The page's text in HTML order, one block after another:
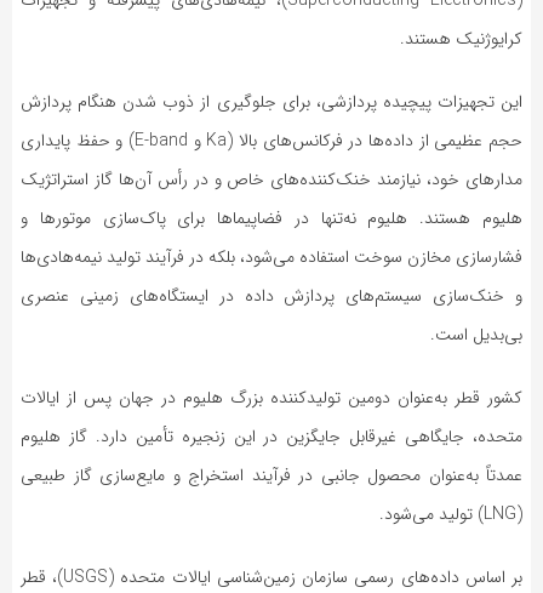
کرایوژنیک هستند.
این تجهیزات پیچیده پردازشی، برای جلوگیری از ذوب شدن هنگام پردازش
حجم عظیمی از داده‌ها در فرکانس‌های بالا (Ka و E-band) و حفظ پایداری
مدارهای خود، نیازمند خنک‌کننده‌های خاص و در رأس آن‌ها گاز استراتژیک
هلیوم هستند. هلیوم نه‌تنها در فضاپیماها برای پاک‌سازی موتورها و
فشارسازی مخازن سوخت استفاده می‌شود، بلکه در فرآیند تولید نیمه‌هادی‌ها
و خنک‌سازی سیستم‌های پردازش داده در ایستگاه‌های زمینی عنصری
بی‌بدیل است.
کشور قطر به‌عنوان دومین تولیدکننده بزرگ هلیوم در جهان پس از ایالات
متحده، جایگاهی غیرقابل جایگزین در این زنجیره تأمین دارد. گاز هلیوم
عمدتاً به‌عنوان محصول جانبی در فرآیند استخراج و مایع‌سازی گاز طبیعی
(LNG) تولید می‌شود.
بر اساس داده‌های رسمی سازمان زمین‌شناسی ایالات متحده (USGS)، قطر